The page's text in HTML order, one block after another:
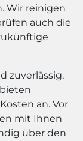
Wir reinigen
auch die
zuverlässig,
an. Vor
mit Ihnen
über den